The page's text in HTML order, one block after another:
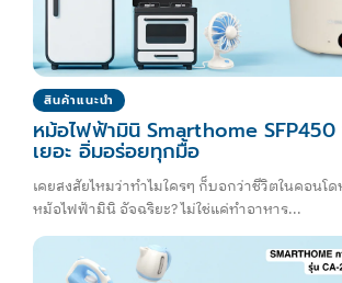
สินค้าแนะนำ
หม้อไฟฟ้ามินิ Smarthome
เยอะ อิ่มอร่อยทุกมื้อ
เคยสงสัยไหมว่าทำไมใครๆ ก็บอกว่าชีวิตในคอน
หม้อไฟฟ้ามินิ อัจฉริยะ? ไม่ใช่แค่ทำอาหาร...